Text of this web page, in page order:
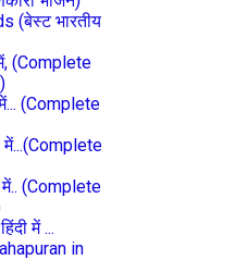
(बेस्ट भारतीय
में, (Complete
में... (Complete
में...(Complete
में.. (Complete
में ...
in